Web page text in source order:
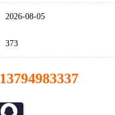
2026-08-05
373
13794983337